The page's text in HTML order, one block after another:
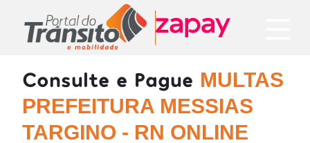
Consulte e Pague MULTAS
PREFEITURA MESSIAS
TARGINO - RN ONLINE